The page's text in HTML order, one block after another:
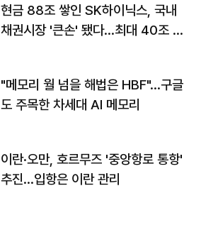
현금 88조 쌓인 SK하이닉스, 국내
채권시장 '큰손' 됐다…최대 40조 투
"메모리 월 넘을 해법은 HBF"…구글
도 주목한 차세대 AI 메모리
이란·오만, 호르무즈 '중앙항로 통항'
추진…입항은 이란 관리